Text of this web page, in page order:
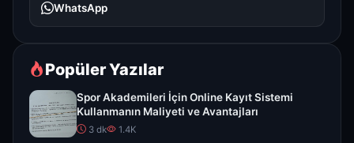
WhatsApp
Popüler Yazılar
Spor Akademileri İçin Online Kayıt Sistemi
Kullanmanın Maliyeti ve Avantajları
3 dk 1.4K